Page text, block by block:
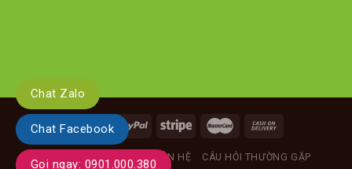
GIỚI THIỆU TIN TỨC LIÊN HỆ CÂU HỎI THƯỜNG GẶP
Chat Zalo
Chat Facebook
Gọi ngay: 0901.000.380